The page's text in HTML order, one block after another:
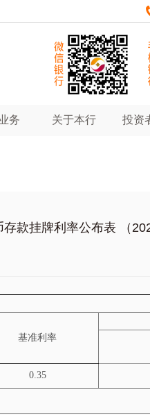
务 关于本行 投资
存款挂牌利率公布表 （
基准利率
0.35